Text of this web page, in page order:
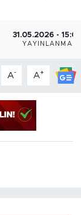
31.05.2026 -
YAYINLANMA
A- A+